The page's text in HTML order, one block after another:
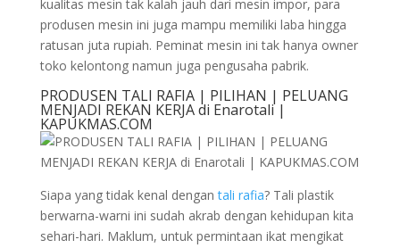
kualitas mesin tak kalah jauh dari mesin impor, para
produsen mesin ini juga mampu memiliki laba hingga
ratusan juta rupiah. Peminat mesin ini tak hanya owner
toko kelontong namun juga pengusaha pabrik.
PRODUSEN TALI RAFIA | PILIHAN | PELUANG
MENJADI REKAN KERJA di Enarotali |
KAPUKMAS.COM
Siapa yang tidak kenal dengantali rafia? Tali plastik
berwarna-warni ini sudah akrab dengan kehidupan kita
sehari-hari. Maklum, untuk permintaan ikat mengikat